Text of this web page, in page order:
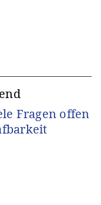
Fragen offen